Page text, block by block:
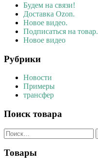
Будем на связи!
Доставка Ozon.
Новое видео.
Подписаться на товар.
Новое видео
Рубрики
Новости
Примеры
трансфер
Поиск товара
Найти:
Товары